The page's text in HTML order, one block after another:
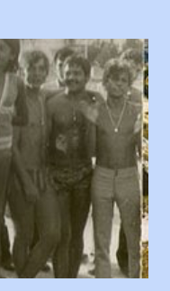
istemediklerini bir
Bu grup
''Açık ve net olarak
yanısıra, bu takımlara
Bursa Büyükşehir
alışveriş merkezlerini
okuduğum bu